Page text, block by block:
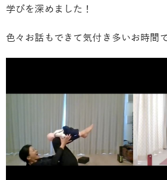
学びを深めました！
色々お話もできて気付き多いお時間で